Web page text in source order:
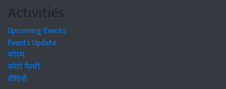
Activities
Upcoming Events
Events Update
फोरम
फोटो गैलरी
वीडियो